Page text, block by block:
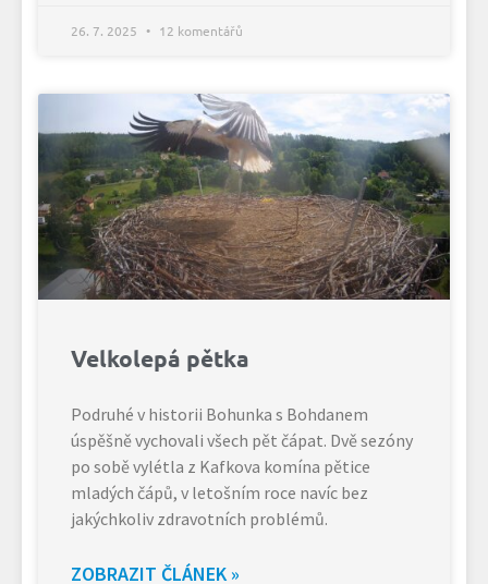
26. 7. 2025 12 komentářů
Velkolepá pětka
Podruhé v historii Bohunka s Bohdanem
úspěšně vychovali všech pět čápat. Dvě sezóny
po sobě vylétla z Kafkova komína pětice
mladých čápů, v letošním roce navíc bez
jakýchkoliv zdravotních problémů.
ZOBRAZIT ČLÁNEK »